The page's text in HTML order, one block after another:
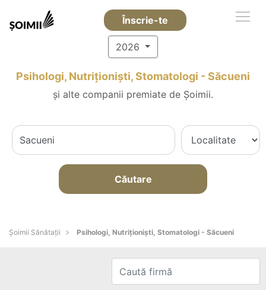
Înscrie-te
2026
Psihologi, Nutriționiști, Stomatologi - Săcueni
și alte companii premiate de Șoimii.
Căutare
Şoimii Sănătații Psihologi, Nutriționiști, Stomatologi - Săcueni